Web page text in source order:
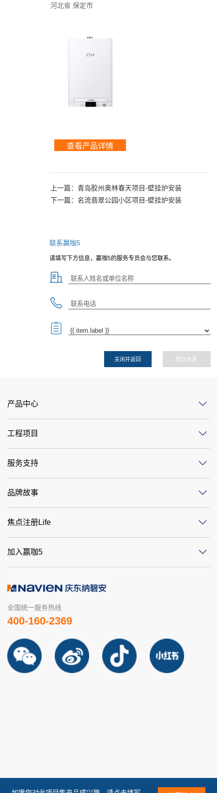
河北省 保定市
查看产品详情
上一篇： 青岛胶州奥林春天项目-壁挂炉安装
下一篇： 名流翡翠公园小区项目-壁挂炉安装
联系赢咖5
请填写下方信息，赢咖5的服务专员会与您联系。
关闭并返回 提交信息
产品中心
工程项目
服务支持
品牌故事
焦点注册Life
加入赢咖5
全国统一服务热线
400-160-2369